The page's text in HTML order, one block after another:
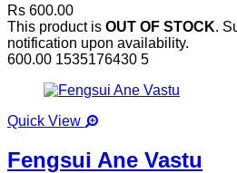
Rs 600.00
This product is OUT OF STOCK.
notification upon availability.
600.00 1535176430 5
Quick View
Fengsui Ane Vastu